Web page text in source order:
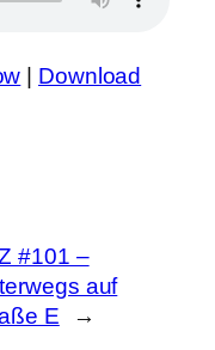
Download
#101 –
auf
E
→